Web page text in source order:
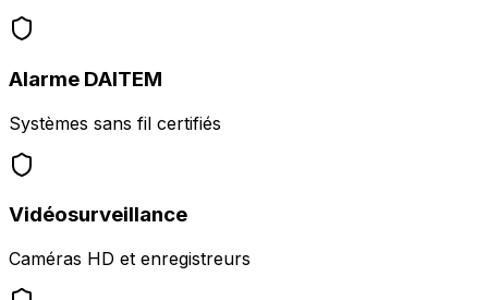
Alarme DAITEM
Systèmes sans fil certifiés
Vidéosurveillance
Caméras HD et enregistreurs